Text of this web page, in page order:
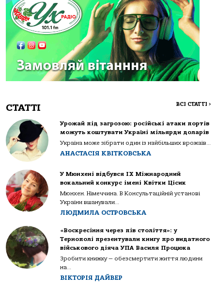
СТАТТІ ВСІ СТАТТІ >
Урожай під загрозою: російські атаки портів
можуть коштувати Україні мільярди доларів
Україна може зібрати один із найбільших врожаїв...
АНАСТАСІЯ КВІТКОВСЬКА
У Мюнхені відбувся IX Міжнародний
вокальний конкурс імені Квітки Цісик
Мюнхен. Німеччина. В Консультаційній установі
України вшанували...
ЛЮДМИЛА ОСТРОВСЬКА
«Воскресіння через пів століття»: у
Тернополі презентували книгу про видатного
військового діяча УПА Василя Процюка
Зробити книжку — обезсмертити життя людини
на...
ВІКТОРІЯ ДАЙВЕР